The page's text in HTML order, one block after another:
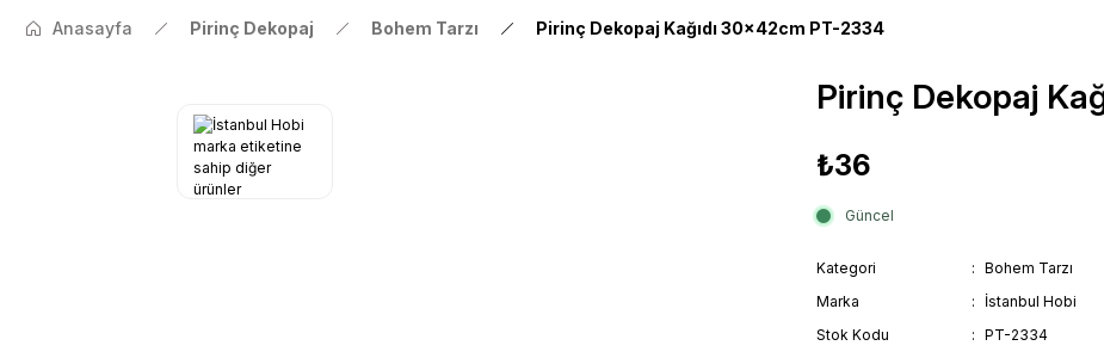
Anasayfa Pirinç Dekopaj Bohem Tarzı Pirinç Dekopaj Kağıdı 30x42cm PT-2334
Pirinç Dekopaj
₺36
Güncel
Kategori
Bohem Tarzı
Marka
İstanbul Hobi
Stok Kodu
PT-2334